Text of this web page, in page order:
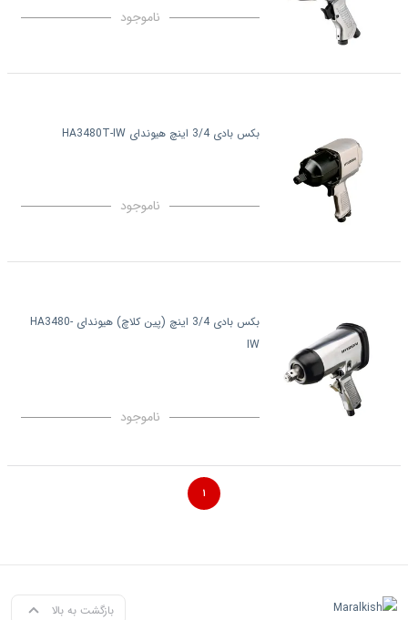
ناموجود
بکس بادی 3/4 اینچ هیوندای HA3480T-IW
ناموجود
بکس بادی 3/4 اینچ (پین کلاچ) هیوندای HA3480-
IW
ناموجود
۱
بازگشت به بالا